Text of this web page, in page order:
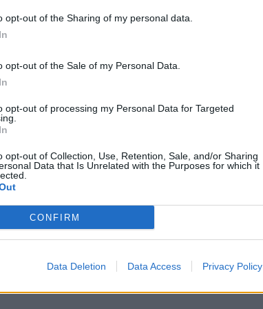
opt-out of the Sharing of my personal data.
opt-out of the Sale of my Personal Data.
opt-out of processing my Personal Data for Targeted
opt-out of Collection, Use, Retention, Sale, and/or Sharing
Data that Is Unrelated with the Purposes for which it
CONFIRM
Data Deletion Data Access Privacy Policy
Indy kalandjait is kimaxolhatjuk
klasszikus Xbox-ba épített PC, de így
PC!
egyedi gamer PC-t